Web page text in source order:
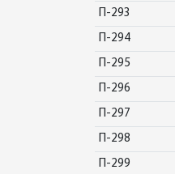
П-293
П-294
П-295
П-296
П-297
П-298
П-299